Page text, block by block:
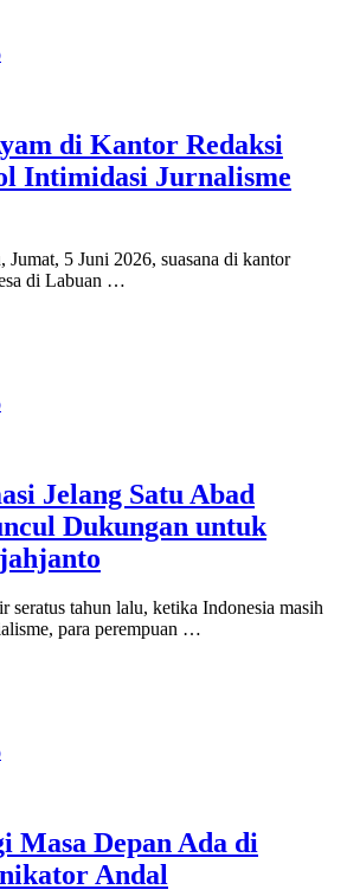
di Kantor Redaksi
Intimidasi Jurnalisme
5 Juni 2026, suasana di kantor
di Labuan …
Jelang Satu Abad
Dukungan untuk
tahun lalu, ketika Indonesia masih
para perempuan …
Masa Depan Ada di
Andal